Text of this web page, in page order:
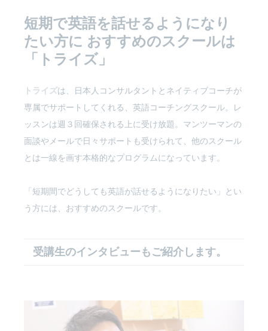
短期で英語を話せるようになり
たい方に おすすめのスクールは
「トライズ」
トライズは、日本人コンサルタントとネイティブコーチが
専属でサポートしてくれる、英語コーチングスクール。レ
ッスンは週３回確保される上に受け放題。マンツーマンの
面談やメールで日々サポートも受けられて、他のスクール
とは一線を画す本格的なプログラムになっています。
「短期間でどうしても英語が話せるようになりたい」とい
う方には、おすすめのスクールです。
受講生のインタビューもご紹介します。